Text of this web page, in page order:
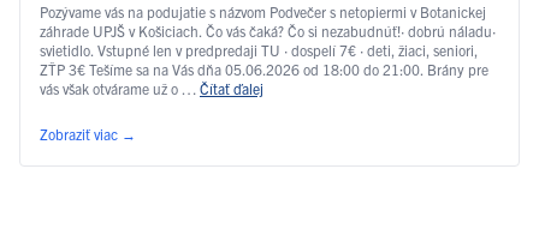
Pozývame vás na podujatie s názvom Podvečer s netopiermi v Botanickej
záhrade UPJŠ v Košiciach. Čo vás čaká? Čo si nezabudnúť!· dobrú náladu·
svietidlo. Vstupné len v predpredaji TU · dospelí 7€ · deti, žiaci, seniori,
ZŤP 3€ Tešíme sa na Vás dňa 05.06.2026 od 18:00 do 21:00. Brány pre
vás však otvárame už o … Čítať ďalej
Zobraziť viac →